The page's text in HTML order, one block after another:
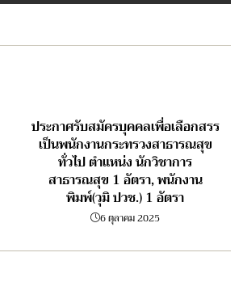
ประกาศรับสมัครบุคคลเพื่อเลือกสรร
เป็นพนักงานกระทรวงสาธารณสุข
ทั่วไป ตำแหน่ง นักวิชาการ
สาธารณสุข 1 อัตรา, พนักงาน
พิมพ์(วุมิ ปวช.) 1 อัตรา
6 ตุลาคม 2025